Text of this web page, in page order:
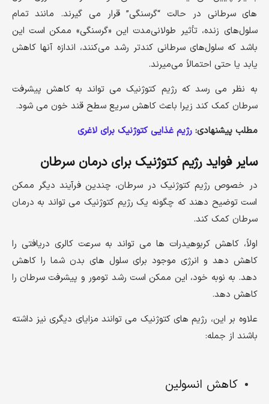
های سرطانی در حالت “گرسنگی” قرار می گیرند. مانند تمام
سلول‌های زنده، تأثیر طولانی‌مدت این «گرسنگی» ممکن است این
باشد که سلول‌های سرطانی کندتر رشد می‌کنند، اندازه آنها کاهش
یابد یا حتی احتمالاً می‌میرند.
به نظر می رسد که رژیم کتوژنیک می تواند به کاهش پیشرفت
سرطان کمک کند زیرا باعث کاهش سریع سطح قند خون می شود.
مطلب پیشنهادی:رژیم غذایی کتوژنیک برای لاغری
سایر فواید رژیم کتوژنیک برای درمان سرطان
در خصوص رژیم کتوژنیک در سرطان، چندین فرآیند دیگر ممکن
است توضیح دهند که چگونه یک رژیم کتوژنیک می تواند به درمان
سرطان کمک کند.
اولاً، کاهش کربوهیدرات ها می تواند به سرعت کالری دریافتی را
کاهش دهد و انرژی موجود برای سلول های بدن شما را کاهش
دهد. به نوبه خود، این ممکن است رشد تومور و پیشرفت سرطان را
کاهش دهد.
علاوه بر این، رژیم های کتوژنیک می توانند مزایای دیگری نیز داشته
باشند از جمله:
کاهش انسولین